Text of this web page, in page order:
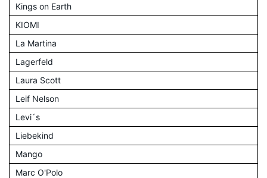
Kings on Earth
KIOMI
La Martina
Lagerfeld
Laura Scott
Leif Nelson
Levi´s
Liebekind
Mango
Marc O'Polo